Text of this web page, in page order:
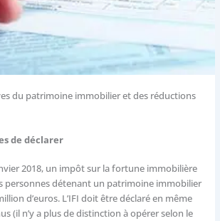
du patrimoine immobilier et des réductions
de déclarer
2018, un impôt sur la fortune immobilière
personnes détenant un patrimoine immobilier
d’euros. L’IFI doit être déclaré en même
(il n’y a plus de distinction à opérer selon le